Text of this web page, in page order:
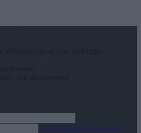
Har du gløymt passordet?